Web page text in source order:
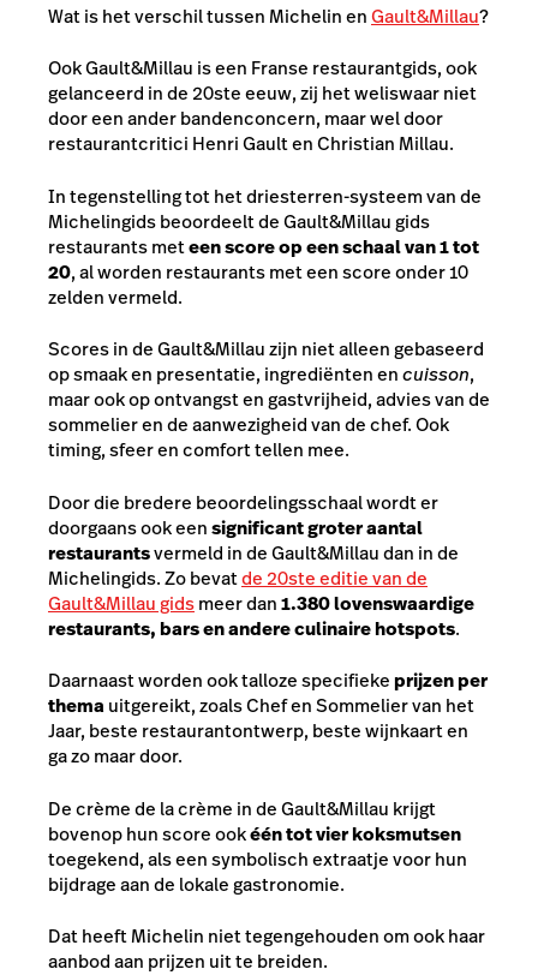
Wat is het verschil tussen Michelin enGault&Millau?
Ook Gault&Millau is een Franse restaurantgids, ook
gelanceerd in de 20ste eeuw, zij het weliswaar niet
door een ander bandenconcern, maar wel door
restaurantcritici Henri Gault en Christian Millau.
In tegenstelling tot het driesterren-systeem van de
Michelingids beoordeelt de Gault&Millau gids
restaurants meteen score op een schaal van 1 tot
20, al worden restaurants met een score onder 10
zelden vermeld.
Scores in de Gault&Millau zijn niet alleen gebaseerd
op smaak en presentatie, ingrediënten encuisson,
maar ook op ontvangst en gastvrijheid, advies van de
sommelier en de aanwezigheid van de chef. Ook
timing, sfeer en comfort tellen mee.
Door die bredere beoordelingsschaal wordt er
doorgaans ook eensignificant groter aantal
restaurantsvermeld in de Gault&Millau dan in de
Michelingids. Zo bevatde 20ste editie van de
Gault&Millau gidsmeer dan1.380 lovenswaardige
restaurants, bars en andere culinaire hotspots.
Daarnaast worden ook talloze specifiekeprijzen per
thema uitgereikt, zoals Chef en Sommelier van het
Jaar, beste restaurantontwerp, beste wijnkaart en
ga zo maar door.
De crème de la crème in de Gault&Millau krijgt
bovenop hun score ookéén tot vier koksmutsen
toegekend, als een symbolisch extraatje voor hun
bijdrage aan de lokale gastronomie.
Dat heeft Michelin niet tegengehouden om ook haar
aanbod aan prijzen uit te breiden.